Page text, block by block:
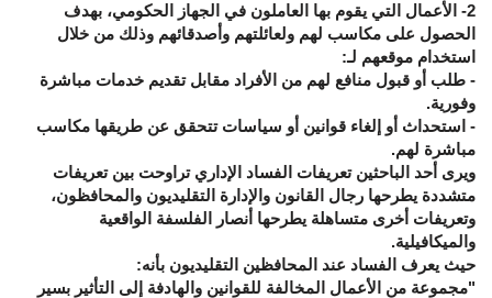
2- الأعمال التي يقوم بها العاملون في الجهاز الحكومي، بهدف
الحصول على مكاسب لهم ولعائلتهم وأصدقائهم وذلك من خلال
استخدام موقعهم لـ:
- طلب أو قبول منافع لهم من الأفراد مقابل تقديم خدمات مباشرة
وفورية.
- استحداث أو إلغاء قوانين أو سياسات تتحقق عن طريقها مكاسب
مباشرة لهم.
ويرى أحد الباحثين تعريفات الفساد الإداري تراوحت بين تعريفات
متشددة يطرحها رجال القانون والإدارة التقليديون والمحافظون،
وتعريفات أخرى متساهلة يطرحها أنصار الفلسفة الواقعية
والميكافيلية.
حيث يعرف الفساد عند المحافظين التقليديون بأنه:
"مجموعة من الأعمال المخالفة للقوانين والهادفة إلى التأثير بسير